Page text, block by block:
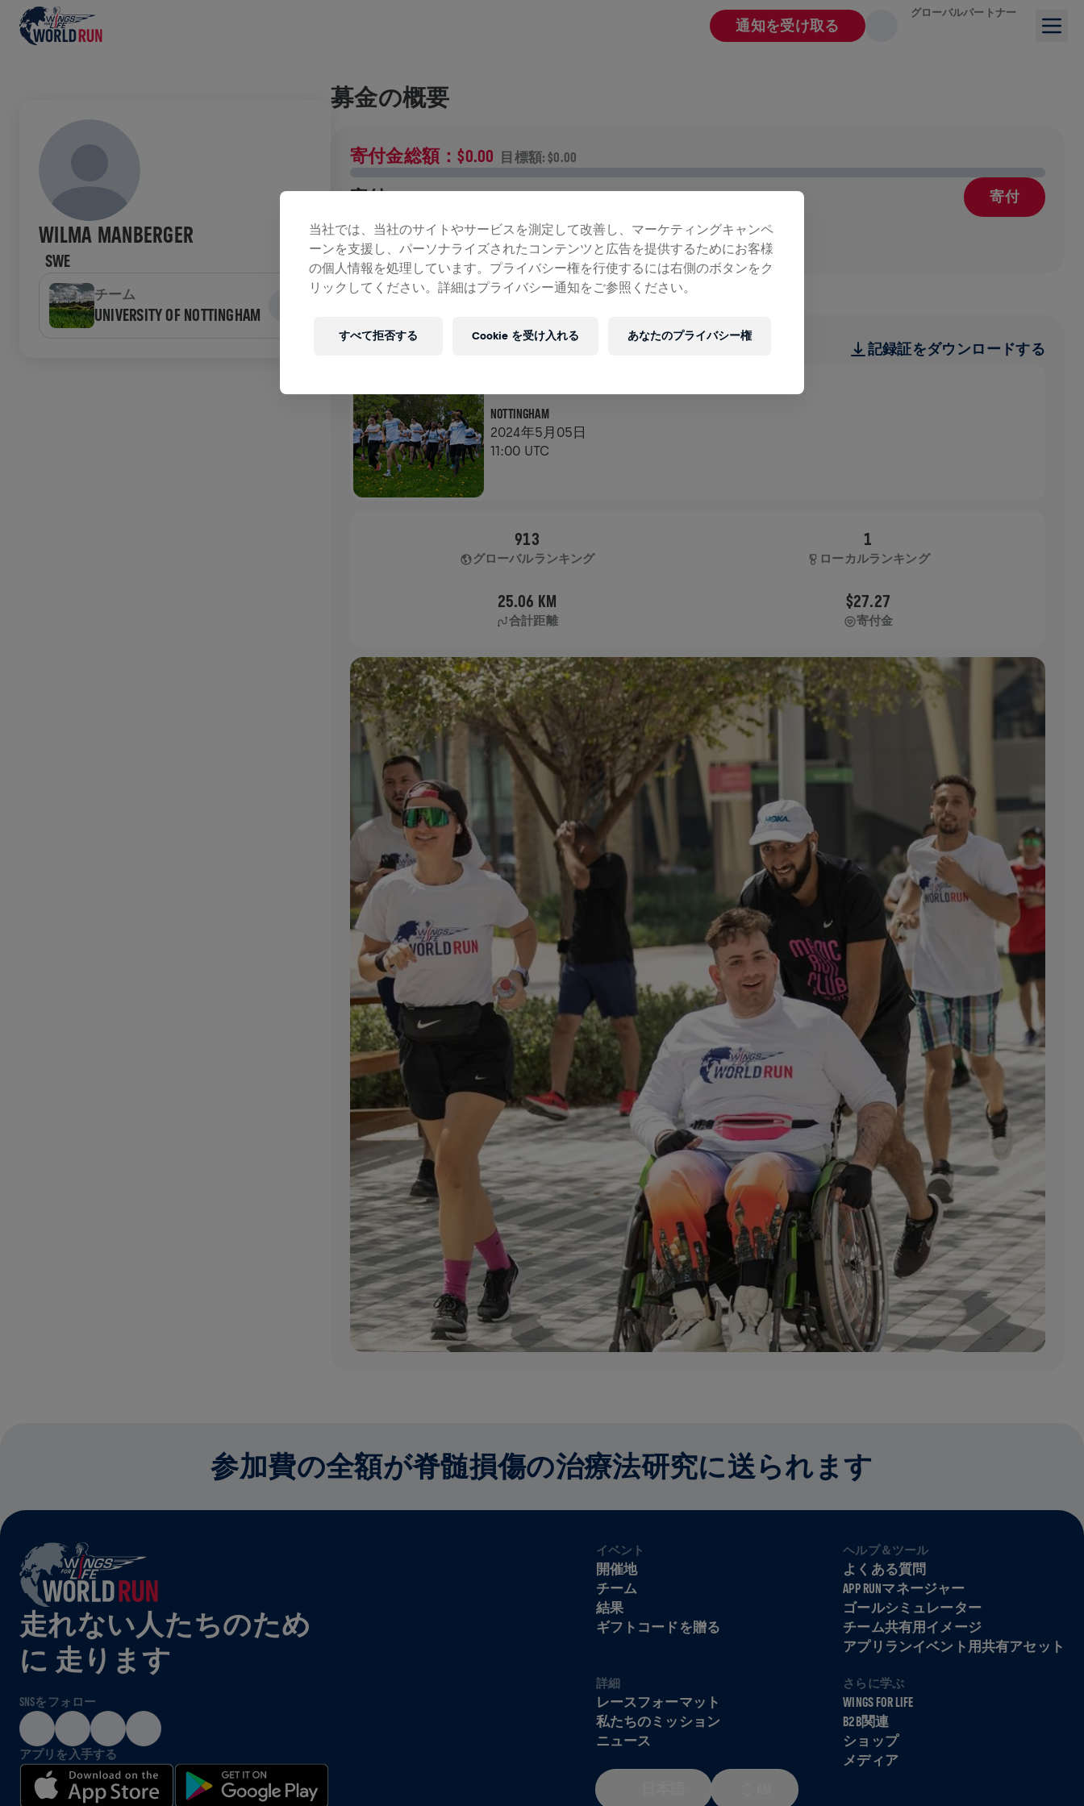
通知を受け取る
グローバルパートナー
WILMA MANBERGER
SWE
チーム
UNIVERSITY OF NOTTINGHAM
募金の概要
寄付金総額：$0.00 目標額: $0.00
寄付 寄付
寄付で世界を変えましょう！ 寄付金の全額が脊髄損傷の治療
法研究へ送られます。
ランの記録
記録証をダウンロードする
NOTTINGHAM
2024年5月05日
11:00 UTC
913
グローバルランキング
1
ローカルランキング
25.06 KM
合計距離
$27.27
寄付金
参加費の全額が脊髄損傷の治療法研究に送られます
走れない人たちのため
に 走ります
SNSをフォロー
アプリを入手する
イベント
開催地
チーム
結果
ギフトコードを贈る
ヘルプ＆ツール
よくある質問
APP RUNマネージャー
ゴールシミュレーター
チーム共有用イメージ
アプリランイベント用共有アセット
詳細
レースフォーマット
私たちのミッション
ニュース
さらに学ぶ
WINGS FOR LIFE
B2B関連
ショップ
メディア
当社では、当社のサイトやサービスを測定して改善し、マーケティングキャンペ
ーンを支援し、パーソナライズされたコンテンツと広告を提供するためにお客様
の個人情報を処理しています。プライバシー権を行使するには右側のボタンをク
リックしてください。詳細はプライバシー通知をご参照ください。
あなたのプライバシー権
すべて拒否する Cookie を受け入れる